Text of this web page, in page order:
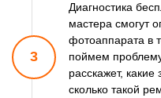
3
Диагностика
мастера смогут
фотоаппарата в
поймем
расскажет, какие
сколько такой